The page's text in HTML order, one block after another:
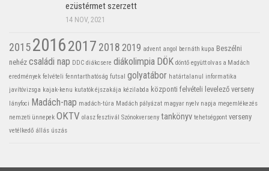
ezüstérmet szerzett
14 NOV, 2021
201520162017 2018 2019 advent angol bernáth kupa Beszélni
nehéz családi nap DDC diákcsere diákolimpia DÖK döntő együtt olvas a Madách
eredmények felvételi fenntarthatóság futsal golyatábor határtalanul
informatika
javítóvizsga kajak-kenu kutatók éjszakája kézilabda központi felvételi levelező verseny
lányfoci Madách-nap madách-túra Madách pályázat magyar nyelv napja megemlékezés
nemzeti ünnepek OKTV olasz fesztivál Szónokverseny tankönyv tehetségpont verseny
vetélkedő állás úszás